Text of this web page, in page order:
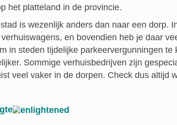
het platteland in de provincie.
is wezenlijk anders dan naar een dorp.
en bovendien heb je daar
in steden tijdelijke parkeervergunningen te
Sommige verhuisbedrijven zijn
veel vaker in de dorpen. Check dus altijd